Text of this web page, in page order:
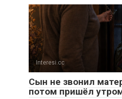
Interesi.cc
Сын не звонил
потом пришёл